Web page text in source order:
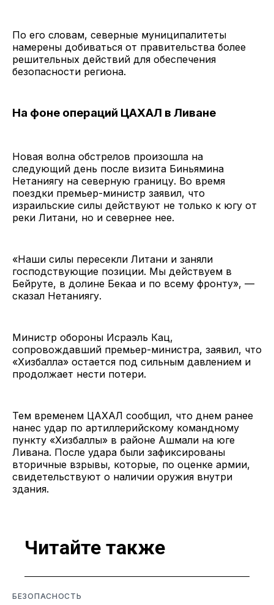
По его словам, северные муниципалитеты
намерены добиваться от правительства более
решительных действий для обеспечения
безопасности региона.
На фоне операций ЦАХАЛ в Ливане
Новая волна обстрелов произошла на
следующий день после визита Биньямина
Нетаниягу на северную границу. Во время
поездки премьер-министр заявил, что
израильские силы действуют не только к югу от
реки Литани, но и севернее нее.
«Наши силы пересекли Литани и заняли
господствующие позиции. Мы действуем в
Бейруте, в долине Бекаа и по всему фронту», —
сказал Нетаниягу.
Министр обороны Исраэль Кац,
сопровождавший премьер-министра, заявил, что
«Хизбалла» остается под сильным давлением и
продолжает нести потери.
Тем временем ЦАХАЛ сообщил, что днем ранее
нанес удар по артиллерийскому командному
пункту «Хизбаллы» в районе Ашмали на юге
Ливана. После удара были зафиксированы
вторичные взрывы, которые, по оценке армии,
свидетельствуют о наличии оружия внутри
здания.
Читайте также
БЕЗОПАСНОСТЬ